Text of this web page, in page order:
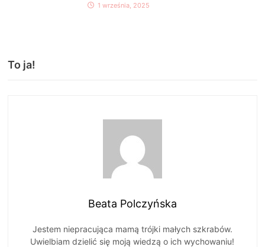
1 września, 2025
To ja!
Beata Polczyńska
Jestem niepracująca mamą trójki małych szkrabów.
Uwielbiam dzielić się moją wiedzą o ich wychowaniu!